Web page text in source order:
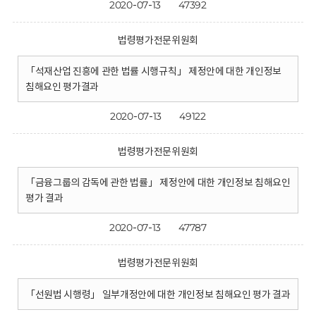
2020-07-13 47392
법령평가전문위원회
「석재산업 진흥에 관한 법률 시행규칙」 제정안에 대한 개인정보
침해요인 평가결과
2020-07-13 49122
법령평가전문위원회
「금융그룹의 감독에 관한 법률」 제정안에 대한 개인정보 침해요인
평가 결과
2020-07-13 47787
법령평가전문위원회
「선원법 시행령」 일부개정안에 대한 개인정보 침해요인 평가 결과